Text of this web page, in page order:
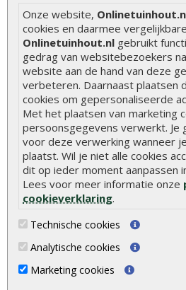
Onze website,
cookies en daarmee
Onlinetuinhout.nl gebruikt
gedrag van websitebezoekers
website aan de hand van deze
verbeteren. Daarnaast plaatsen
cookies om gepersonaliseerde
Met het plaatsen van marketing
persoonsgegevens verwerkt.
voor deze verwerking wanneer
plaatst. Wil je niet alle cookies
dit op ieder moment aanpassen
Lees voor meer informatie onze
cookieverklaring.
Technische cookies
Analytische cookies
Marketing cookies
De 9 beste tuinschermen van
Stijlvolle houtsoorten voor in de tuin
Duurzame tuin
Welke palen voor een schapenhek
Alle populaire categorieën
Tuinhout
Schutting
Vlonderplanken
Tuinpalen
Tuinhekken
Tuinhuizen
Blokhutten
Douglas
Rabatdelen